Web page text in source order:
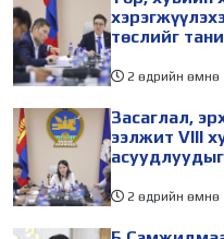
төслийг
2 өдрийн өмнө
Засаглал,
ээлжит VIII
2 өдрийн өмнө